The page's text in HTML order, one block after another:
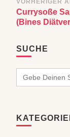
VORHERIGER
Currysoße
(Bines
SUCHE
Search
for: